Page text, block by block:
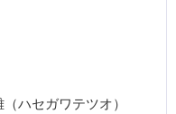
ハセガワテツオ）